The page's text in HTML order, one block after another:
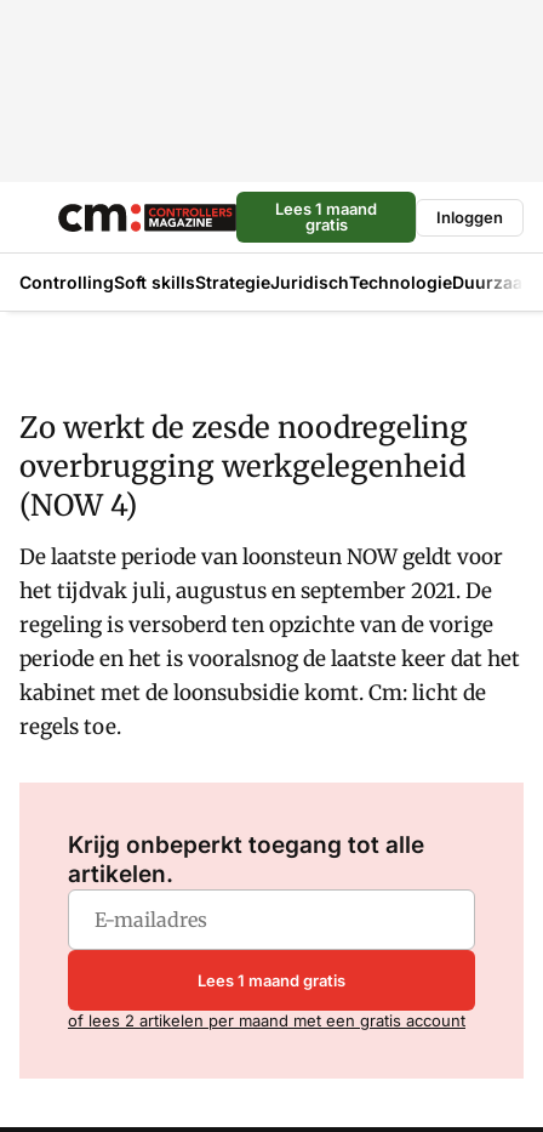
Lees 1 maand
gratis
Inloggen
ControllingSoft skillsStrategieJuridischTechnologie
Zo werkt de zesde noodregeling
overbrugging werkgelegenheid
(NOW 4)
De laatste periode van loonsteun NOW geldt voor
het tijdvak juli, augustus en september 2021. De
regeling is versoberd ten opzichte van de vorige
periode en het is vooralsnog de laatste keer dat het
kabinet met de loonsubsidie komt. Cm: licht de
regels toe.
Krijg onbeperkt toegang tot alle
artikelen.
Lees 1 maand gratis
of lees 2 artikelen per maand met een gratis account